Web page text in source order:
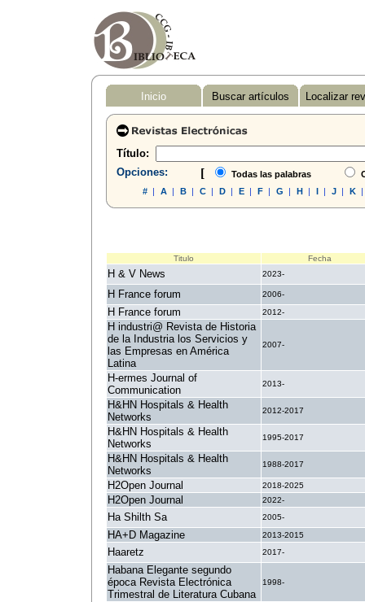
Inicio Buscar artículos Localizar
Título:
Opciones:
[ Todas las palabras
#| A| B| C| D| E| F| G | H| I| J| K|
Titulo Fecha
H & V News 2023-
H France forum 2006-
H France forum 2012-
H industri@ Revista de Historia
de la Industria los Servicios y
las Empresas en América
Latina
2007-
H-ermes Journal of
Communication
2013-
H&HN Hospitals & Health
Networks
2012-2017
H&HN Hospitals & Health
Networks
1995-2017
H&HN Hospitals & Health
Networks
1988-2017
H2Open Journal 2018-2025
H2Open Journal 2022-
Ha Shilth Sa 2005-
HA+D Magazine 2013-2015
Haaretz 2017-
Habana Elegante segundo
época Revista Electrónica
Trimestral de Literatura Cubana
1998-